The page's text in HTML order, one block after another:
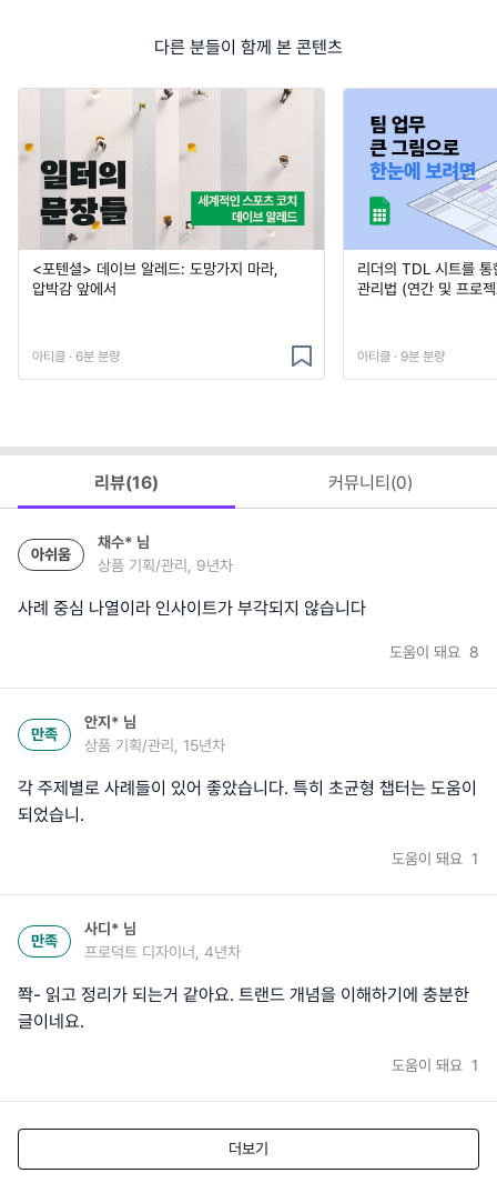
다른 분들이 함께 본 콘텐츠
<포텐셜> 데이브 알레드: 도망가지 마라,
압박감 앞에서
아티클 · 6분 분량
리더의 TDL 시트를
관리법 (연간 및 프로
아티클 · 9분 분량
리뷰(16) 커뮤니티(0)
아쉬움
채수* 님
상품 기획/관리, 9년차
사례 중심 나열이라 인사이트가 부각되지 않습니다
도움이 돼요 8
만족
안지* 님
상품 기획/관리, 15년차
각 주제별로 사례들이 있어 좋았습니다. 특히 초균형 챕터는 도움이
되었습니.
도움이 돼요 1
만족
사디* 님
프로덕트 디자이너, 4년차
쫙- 읽고 정리가 되는거 같아요. 트랜드 개념을 이해하기에 충분한
글이네요.
도움이 돼요 1
더보기